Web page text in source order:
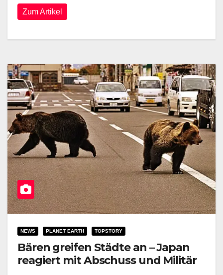
Zum Artikel
NEWS PLANET EARTH TOPSTORY
Bären greifen Städte an – Japan
reagiert mit Abschuss und Militär